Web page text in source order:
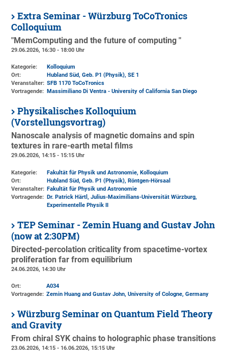
Extra Seminar - Würzburg ToCoTronics
Colloquium
"MemComputing and the future of computing "
29.06.2026, 16:30 - 18:00 Uhr
Kategorie:
Kolloquium
Ort:
Hubland Süd, Geb. P1 (Physik), SE 1
Veranstalter: SFB 1170 ToCoTronics
Vortragende:
Massimiliano Di Ventra - University of California San Diego
Physikalisches Kolloquium
(Vorstellungsvortrag)
Nanoscale analysis of magnetic domains and spin
textures in rare-earth metal films
29.06.2026, 14:15 - 15:15 Uhr
Kategorie:
Fakultät für Physik und Astronomie, Kolloquium
Ort:
Hubland Süd, Geb. P1 (Physik), Röntgen-Hörsaal
Veranstalter: Fakultät für Physik und Astronomie
Vortragende: Dr. Patrick Härtl, Julius-Maximilians-Universität Würzburg,
Experimentelle Physik II
TEP Seminar - Zemin Huang and Gustav John
(now at 2:30PM)
Directed-percolation criticality from spacetime-vortex
proliferation far from equilibrium
24.06.2026, 14:30 Uhr
Ort:
A034
Vortragende: Zemin Huang and Gustav John, University of Cologne, Germany
Würzburg Seminar on Quantum Field Theory
and Gravity
From chiral SYK chains to holographic phase transitions
23.06.2026, 14:15 - 16.06.2026, 15:15 Uhr